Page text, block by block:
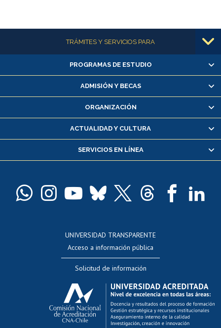
Más informaciónTRÁMITES Y SERVICIOS PARA
Alumnas/os y exalumnas/os
Matrícula en línea
Inscripción y cambio de asignaturas
Consulta y certificado de notas
Servicio médico y dental
Pago de arancel y crédito alumnos
Docentes
Evaluación docente
Calificación académica
Postulación al AUCAI
Funcionarias/os
PROGRAMAS DE ESTUDIO
ADMISIÓN Y BECAS
ORGANIZACIÓN
ACTUALIDAD Y CULTURA
SERVICIOS EN LÍNEA
UNIVERSIDAD TRANSPARENTE
Acceso a información pública
Solicitud de información